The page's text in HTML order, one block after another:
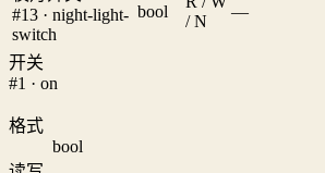
#13 · night-light-
switch
bool
/ N
—
开关
#1 · on
格式
bool